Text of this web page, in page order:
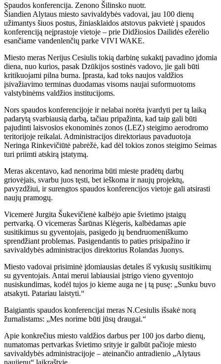
Spaudos konferencija. Zenono Šilinsko nuotr.
Šiandien Alytaus miesto savivaldybės vadovai, jau 100 dienų
užimantys šiuos postus, žiniasklaidos atstovus pakvietė į spaudos
konferenciją neįprastoje vietoje – prie Didžiosios Dailidės ežerėlio
esančiame vandenlenčių parke VIVI WAKE.
Miesto meras Nerijus Cesiulis tokią darbinę sukaktį pavadino įdomia
diena, nuo kurios, pasak Dzūkijos sostinės vadovo, jie gali būti
kritikuojami pilna burna. Įprasta, kad toks naujos valdžios
įsivažiavimo terminas duodamas visoms naujai suformuotoms
valstybinėms valdžios institucijoms.
Nors spaudos konferencijoje ir nelabai norėta įvardyti per tą laiką
padarytą svarbiausią darbą, tačiau pripažinta, kad taip gali būti
pajudinti laisvosios ekonominės zonos (LEZ) steigimo aerodromo
teritorijoje reikalai. Administracijos direktoriaus pavaduotoja
Neringa Rinkevičiūtė pabrėžė, kad dėl tokios zonos steigimo Seimas
turi priimti atskirą įstatymą.
Meras akcentavo, kad nenorima būti mieste pradėtų darbų
griovėjais, svarbu juos tęsti, bet ieškoma ir naujų projektų,
pavyzdžiui, ir surengtos spaudos konferencijos vietoje gali atsirasti
naujų pramogų.
Vicemerė Jurgita Šukevičienė kalbėjo apie švietimo įstaigų
pertvarką. O vicemeras Šarūnas Klėgeris, kalbėdamas apie
susitikimus su gyventojais, pasigedo jų bendruomeniškumo
sprendžiant problemas. Pasigendantis to paties prisipažino ir
savivaldybės administracijos direktorius Rolandas Juonys.
Miesto vadovai prisiminė įdomiausias detales iš vykusių susitikimų
su gyventojais. Antai merui labiausiai įstrigo vieno gyventojo
nusiskundimas, kodėl tujos jo kieme auga ne į tą pusę: „Sunku buvo
atsakyti. Patariau laistyti.“
Baigiantis spaudos konferencijai meras N.Cesiulis išsakė norą
žurnalistams: „Mes norime būti jūsų draugai.“
Apie konkrečius miesto valdžios darbus per 100 jos darbo dienų,
numatomas pertvarkas švietimo srityje ir galbūt pačioje miesto
savivaldybės administracijoje – ateinančio antradienio „Alytaus
naujienų“ laikraštyje.